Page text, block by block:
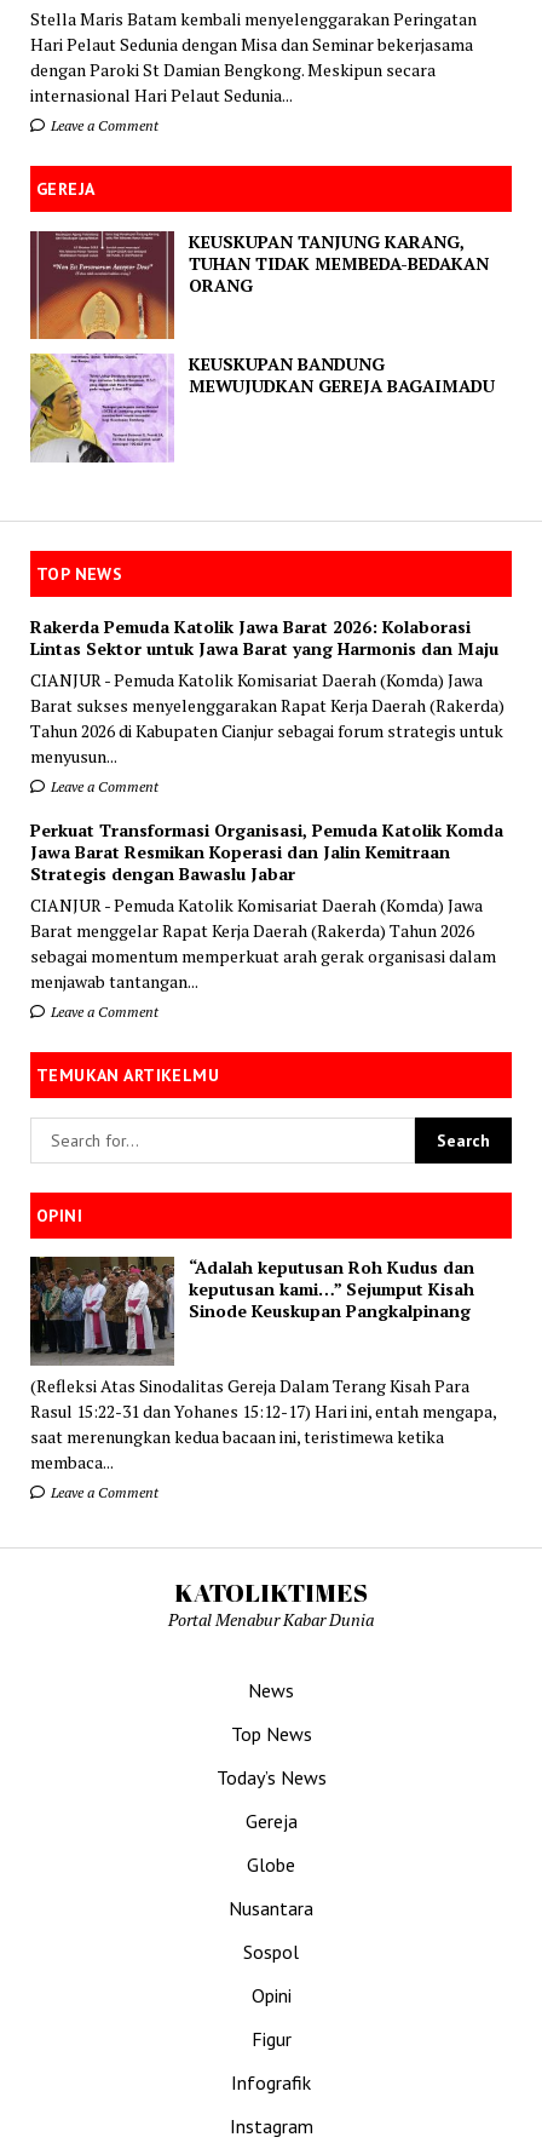
Stella Maris Batam kembali menyelenggarakan Peringatan
Hari Pelaut Sedunia dengan Misa dan Seminar bekerjasama
dengan Paroki St Damian Bengkong. Meskipun secara
internasional Hari Pelaut Sedunia...
Leave a Comment
GEREJA
KEUSKUPAN TANJUNG KARANG,
TUHAN TIDAK MEMBEDA-BEDAKAN
ORANG
KEUSKUPAN BANDUNG
MEWUJUDKAN GEREJA BAGAIMADU
TOP NEWS
Rakerda Pemuda Katolik Jawa Barat 2026: Kolaborasi
Lintas Sektor untuk Jawa Barat yang Harmonis dan Maju
CIANJUR - Pemuda Katolik Komisariat Daerah (Komda) Jawa
Barat sukses menyelenggarakan Rapat Kerja Daerah (Rakerda)
Tahun 2026 di Kabupaten Cianjur sebagai forum strategis untuk
menyusun...
Leave a Comment
Perkuat Transformasi Organisasi, Pemuda Katolik Komda
Jawa Barat Resmikan Koperasi dan Jalin Kemitraan
Strategis dengan Bawaslu Jabar
CIANJUR - Pemuda Katolik Komisariat Daerah (Komda) Jawa
Barat menggelar Rapat Kerja Daerah (Rakerda) Tahun 2026
sebagai momentum memperkuat arah gerak organisasi dalam
menjawab tantangan...
Leave a Comment
TEMUKAN ARTIKELMU
OPINI
“Adalah keputusan Roh Kudus dan
keputusan kami…” Sejumput Kisah
Sinode Keuskupan Pangkalpinang
(Refleksi Atas Sinodalitas Gereja Dalam Terang Kisah Para
Rasul 15:22-31 dan Yohanes 15:12-17) Hari ini, entah mengapa,
saat merenungkan kedua bacaan ini, teristimewa ketika
membaca...
Leave a Comment
KATOLIKTIMES
Portal Menabur Kabar Dunia
News
Top News
Today’s News
Gereja
Globe
Nusantara
Sospol
Opini
Figur
Infografik
Instagram